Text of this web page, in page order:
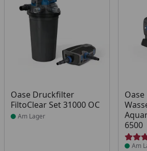
Oase Druckfilter
FiltoClear Set 31000 OC
Produkt am Lager
Am Lager
Oase
6500
Am